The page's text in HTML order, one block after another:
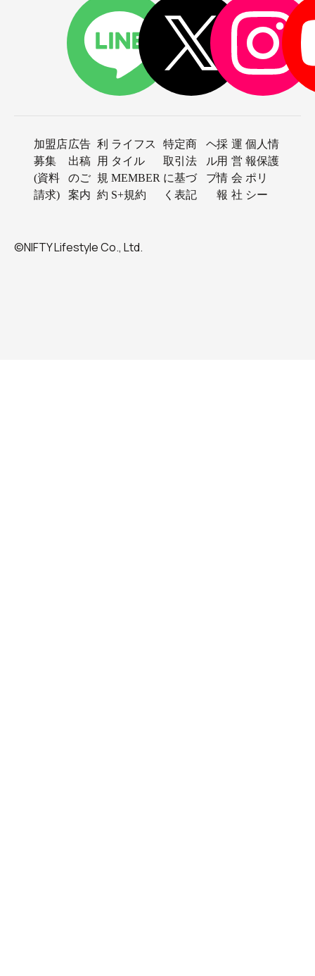
加盟店
募集
(資料
請求)
広告
出稿
のご
案内
利
用
規
約
ライフス
タイル
MEMBER
S+規約
特定商
取引法
に基づ
く表記
ヘ
ル
プ
採
用
情
報
運
営
会
社
個人情
報保護
ポリ
シー
©NIFTY Lifestyle Co., Ltd.